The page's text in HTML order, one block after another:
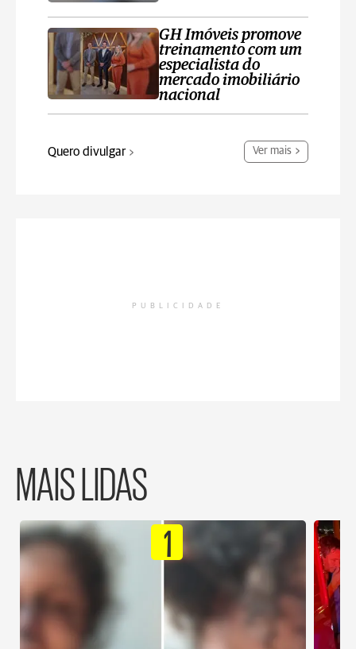
GH Imóveis promove
treinamento com um
especialista do
mercado imobiliário
nacional
Quero divulgar Ver mais
PUBLICIDADE
MAIS LIDAS
1